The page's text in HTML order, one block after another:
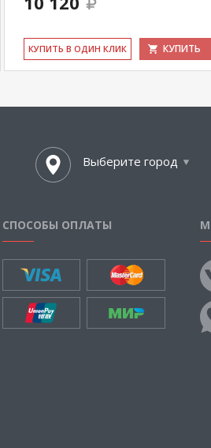
КУ­ПИТЬ В ОДИН КЛИК КУПИТЬ
Выберите город
СПОСОБЫ ОПЛАТЫ